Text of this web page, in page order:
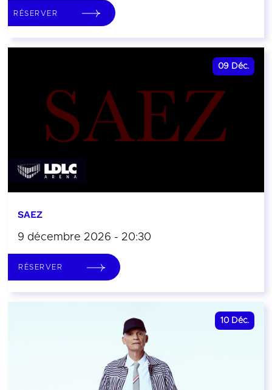
RÉSERVER
09 Déc.
SAEZ
9 décembre 2026 - 20:30
RÉSERVER
10 Déc.